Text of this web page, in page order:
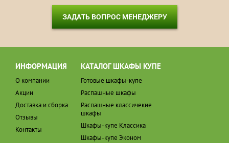
ЗАДАТЬ ВОПРОС МЕНЕДЖЕРУ
ИНФОРМАЦИЯ
О компании
Акции
Доставка и сборка
Отзывы
Контакты
КАТАЛОГ ШКАФЫ КУПЕ
Готовые шкафы-купе
Распашные шкафы
Распашные классичекие
шкафы
Шкафы-купе Классика
Шкафы-купе Эконом